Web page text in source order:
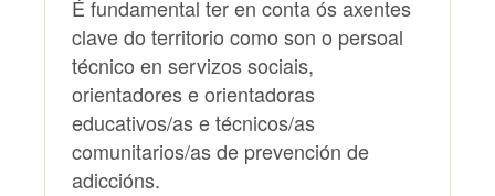
É fundamental ter en conta ós axentes
clave do territorio como son o persoal
técnico en servizos sociais,
orientadores e orientadoras
educativos/as e técnicos/as
comunitarios/as de prevención de
adiccións.